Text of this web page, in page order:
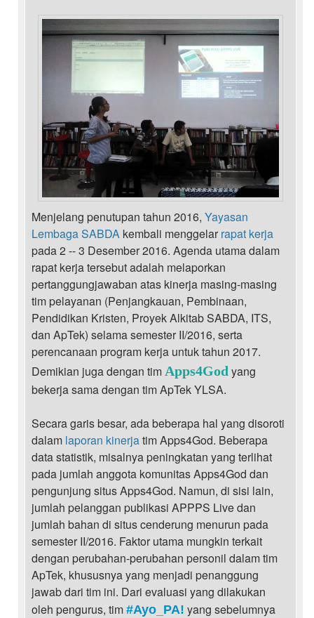
Menjelang penutupan tahun 2016, Yayasan
Lembaga SABDA kembali menggelar rapat kerja
pada 2 -- 3 Desember 2016. Agenda utama dalam
rapat kerja tersebut adalah melaporkan
pertanggungjawaban atas kinerja masing-masing
tim pelayanan (Penjangkauan, Pembinaan,
Pendidikan Kristen, Proyek Alkitab SABDA, ITS,
dan ApTek) selama semester II/2016, serta
perencanaan program kerja untuk tahun 2017.
Demikian juga dengan tim Apps4God yang
bekerja sama dengan tim ApTek YLSA.
Secara garis besar, ada beberapa hal yang disoroti
dalam laporan kinerjatim Apps4God. Beberapa
data statistik, misalnya peningkatan yang terlihat
pada jumlah anggota komunitas Apps4God dan
pengunjung situs Apps4God. Namun, di sisi lain,
jumlah pelanggan publikasi APPPS Live dan
jumlah bahan di situs cenderung menurun pada
semester II/2016. Faktor utama mungkin terkait
dengan perubahan-perubahan personil dalam tim
ApTek, khususnya yang menjadi penanggung
jawab dari tim ini. Dari evaluasi yang dilakukan
oleh pengurus, tim #Ayo_PA! yang sebelumnya